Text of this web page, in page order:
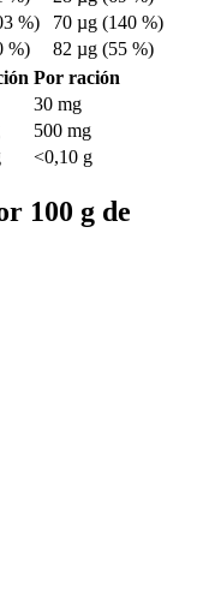
%)
70 µg (140 %)
%)
82 µg (55 %)
Por ración
30 mg
500 mg
<0,10 g
100 g de